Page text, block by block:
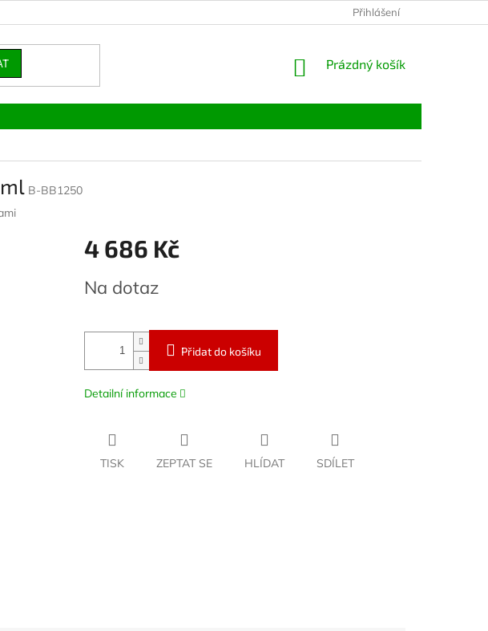
Přihlášení
NÁKUPNÍ
Prázdný košík
B-BB1250
4 686 Kč
cena:
Na dotaz
Přidat do košíku
Detailní informace
TISK ZEPTAT SE HLÍDAT SDÍLET